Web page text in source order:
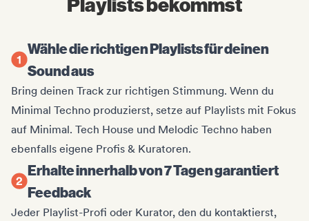
Wähle die richtigen Playlists für deinen
Sound aus
Bring deinen Track zur richtigen Stimmung. Wenn du
Minimal Techno produzierst, setze auf Playlists mit Fokus
auf Minimal. Tech House und Melodic Techno haben
ebenfalls eigene Profis & Kuratoren.
Erhalte innerhalb von 7 Tagen garantiert
Feedback
Jeder Playlist-Profi oder Kurator, den du kontaktierst,